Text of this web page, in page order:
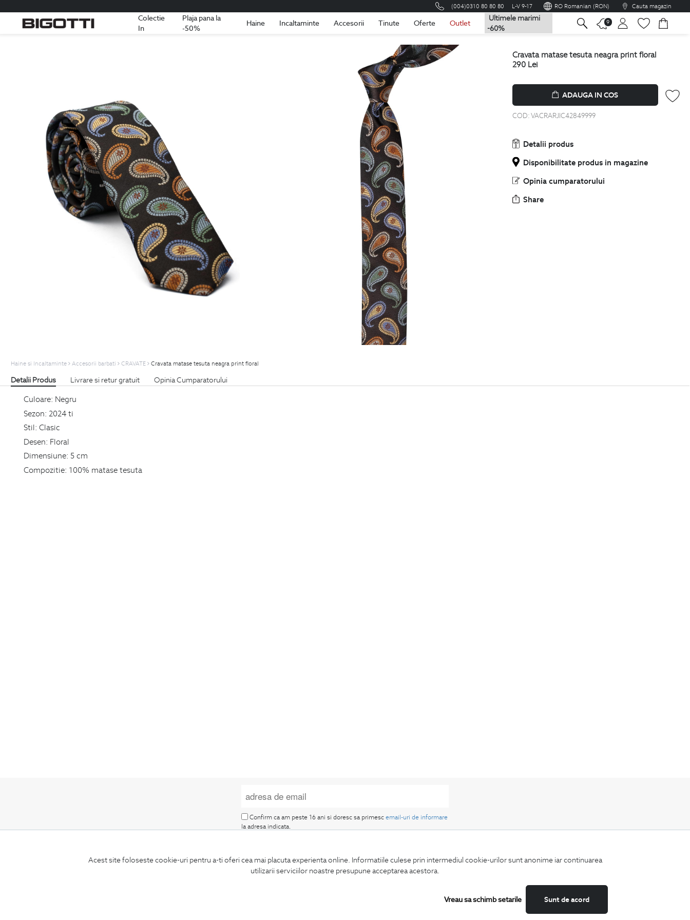
Acest site foloseste cookie-uri pentru a-ti oferi cea mai placuta experienta online. Informatiile culese prin intermediul cookie-urilor sunt anonime iar continuarea
utilizarii serviciilor noastre presupune acceptarea acestora.
Sunt de acord
Vreau sa schimb setarile
(004)0310 80 80 80 L-V 9-17 RO Romanian (RON) Cauta magazin
Colectie
In
Plaja pana la
-50%
Haine Incaltaminte Accesorii Tinute Oferte Outlet
Ultimele marimi
-60%
9
Romania Romana
cravata matase tesuta neagra print floral
290 Lei
ADAUGA IN COS
COD:VACRARJIC42849999
Detalii produs
Disponibilitate produs in magazine
Opinia cumparatorului
Share
Haine si Incaltaminte Accesorii barbati CRAVATE Cravata matase tesuta neagra print floral
Detalii Produs Livrare si retur gratuit Opinia Cumparatorului
Culoare: Negru
Sezon: 2024 ti
Stil: Clasic
Desen: Floral
Dimensiune: 5 cm
Compozitie: 100% matase tesuta
LA NEWSLETTER
Confirm ca am peste 16 ani si doresc sa primescemail-uri de informare
la adresa indicata.